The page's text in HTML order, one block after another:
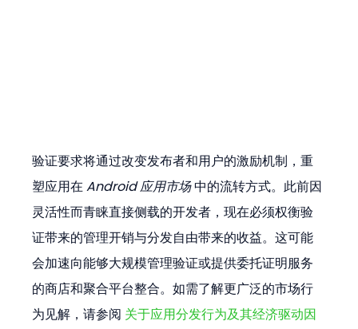
验证要求将通过改变发布者和用户的激励机制，重
塑应用在 Android 应用市场 中的流转方式。此前因
灵活性而青睐直接侧载的开发者，现在必须权衡验
证带来的管理开销与分发自由带来的收益。这可能
会加速向能够大规模管理验证或提供委托证明服务
的商店和聚合平台整合。如需了解更广泛的市场行
为见解，请参阅 关于应用分发行为及其经济驱动因